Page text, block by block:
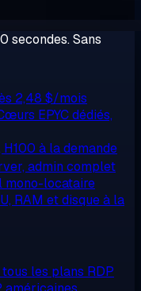
secondes. Sans
2,48 $/mois
EPYC dédiés,
à la demande
admin complet
mono-locataire
RAM et disque à la
les plans RDP